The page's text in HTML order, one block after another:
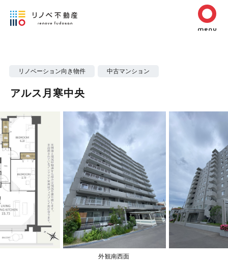
リノベーション向き物件 中古マンション
アルス月寒中央
外観南西面